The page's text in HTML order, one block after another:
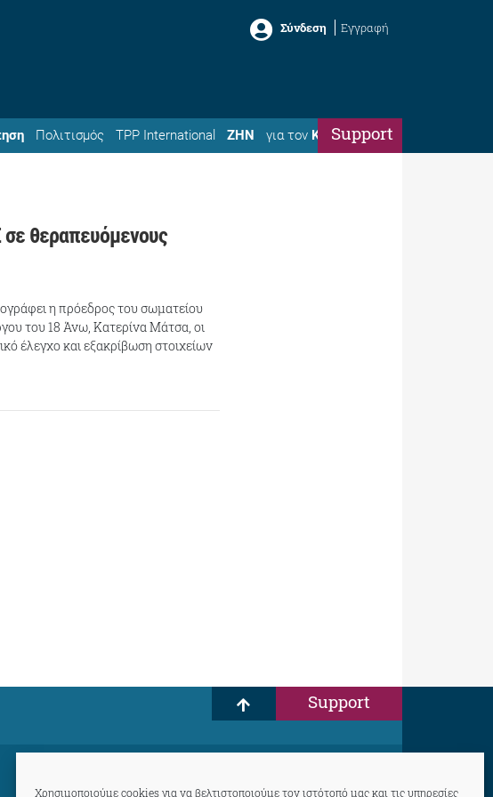
Χρησιμοποιούμε cookies για να βελτιστοποιούμε τον ιστότοπό μας και τις υπηρεσίες
Σύνδεση Εγγραφή
Πολιτισμός TPP International ΖΗΝ για τον ΚώσταSupport
σε θεραπευόμενους
η πρόεδρος του σωματείου
του 18 Άνω, Κατερίνα Μάτσα, οι
έλεγχο και εξακρίβωση στοιχείων
Support